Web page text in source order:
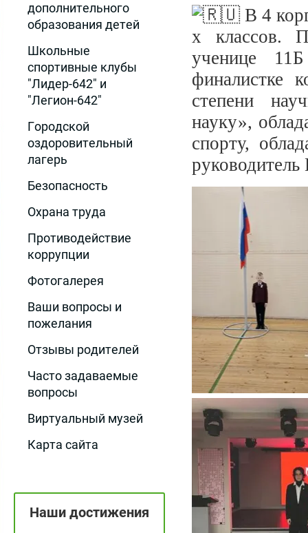
дополнительного
образования детей
Школьные
спортивные клубы
"Лидер-642" и
"Легион-642"
Городской
оздоровительный
лагерь
Безопасность
Охрана труда
Противодействие
коррупции
Фотогалерея
Ваши вопросы и
пожелания
Отзывы родителей
Часто задаваемые
вопросы
Виртуальный музей
Карта сайта
Наши достижения
В 4
х классов.
ученице
финалистке
степени
науку»,
спорту,